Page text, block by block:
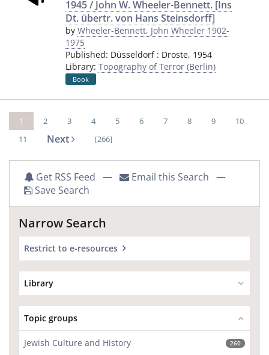
1945 / John W. Wheeler-Bennett. [Ins
Dt. übertr. von Hans Steinsdorff]
by Wheeler-Bennett, John Wheeler 1902-
1975
Published: Düsseldorf: Droste, 1954
Library: Topography of Terror (Berlin)
Book
1 2 3 4 5 6 7 8 9
10
11
Next [266]
Get RSS Feed — Email this Search —
Save Search
Narrow Search
Restrict to e-resources
Library
Topic groups
Jewish Culture and History 260